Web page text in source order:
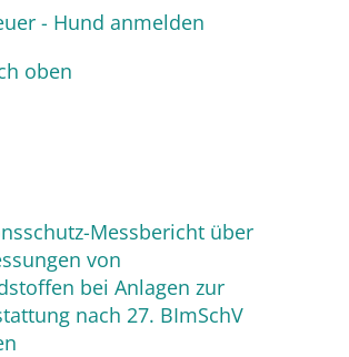
- Hund anmelden
oben
Messbericht über
von
bei Anlagen zur
nach 27. BImSchV